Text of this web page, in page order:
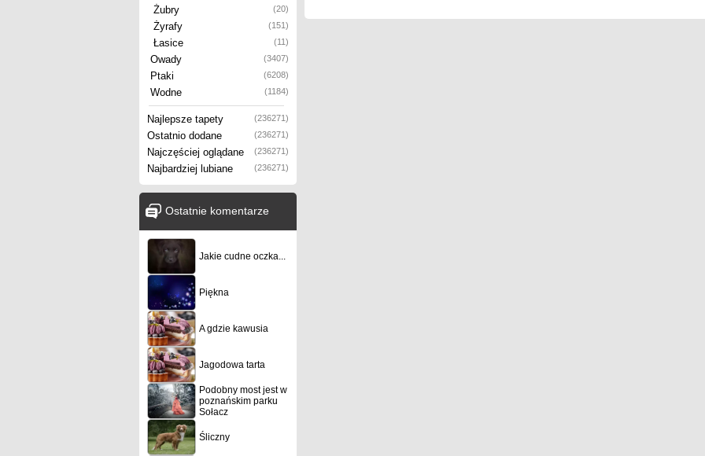
Żubry (20)
Żyrafy (151)
Łasice (11)
Owady (3407)
Ptaki (6208)
Wodne (1184)
Najlepsze tapety (236271)
Ostatnio dodane (236271)
Najczęściej oglądane (236271)
Najbardziej lubiane (236271)
Ostatnie komentarze
Jakie cudne oczka...
Piękna
A gdzie kawusia
Jagodowa tarta
Podobny most jest w
poznańskim parku
Sołacz
Śliczny